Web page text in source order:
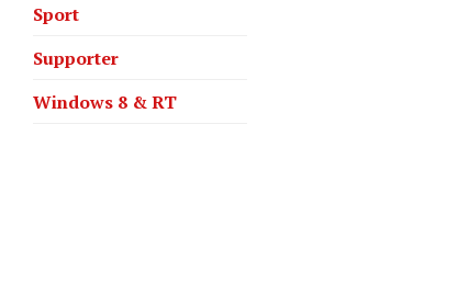
Sport
Supporter
Windows 8 & RT